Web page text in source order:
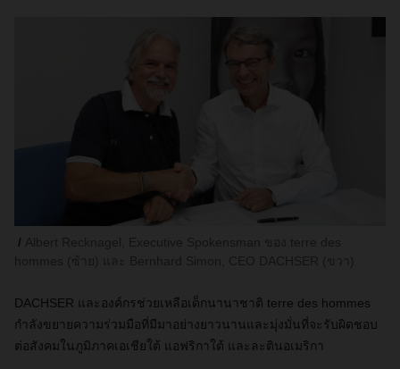
DACHSER และองค์กรช่วยเหลือเด็กนานาชาติ terre des hommes
กำลังขยายความร่วมมือที่มีมาอย่างยาวนานและมุ่งมั่นที่จะรับผิดชอบ
ต่อสังคมในภูมิภาคเอเชียใต้ แอฟริกาใต้ และละตินอเมริกา